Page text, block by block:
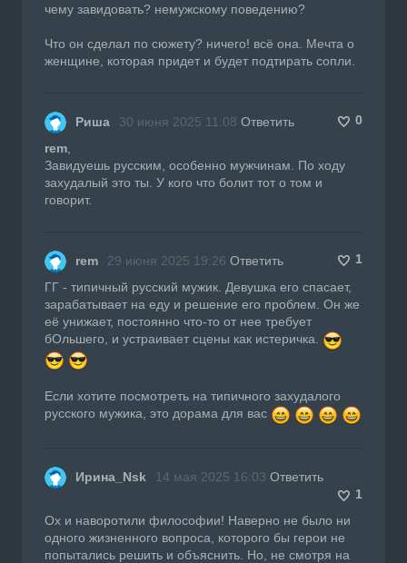
чему завидовать? немужскому поведению?
Что он сделал по сюжету? ничего! всё она. Мечта о
женщине, которая придет и будет подтирать сопли.
Риша 30 июня 2025 11:08 Ответить
0
rem
Завидуешь русским, особенно мужчинам. По ходу
захудалый это ты. У кого что болит тот о том и
говорит.
rem 29 июня 2025 19:26 Ответить
1
ГГ - типичный русский мужик. Девушка его спасает,
зарабатывает на еду и решение его проблем. Он же
её унижает, постоянно что-то от нее требует
бОльшего, и устраивает сцены как истеричка.
Если хотите посмотреть на типичного захудалого
русского мужика, это дорама для вас
Ирина_Nsk 14 мая 2025 16:03 Ответить
1
Ох и наворотили философии! Наверно не было ни
одного жизненного вопроса, которого бы герои не
попытались решить и объяснить. Но, не смотря на